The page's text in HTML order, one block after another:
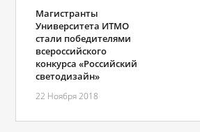
Магистранты
Университета ИТМО
стали победителями
всероссийского
конкурса «Российский
светодизайн»
22 Ноября 2018